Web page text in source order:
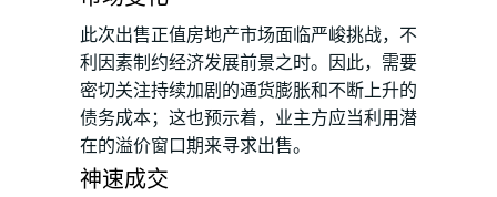
此次出售正值房地产市场面临严峻挑战，不
利因素制约经济发展前景之时。因此，需要
密切关注持续加剧的通货膨胀和不断上升的
债务成本；这也预示着，业主方应当利用潜
在的溢价窗口期来寻求出售。
神速成交